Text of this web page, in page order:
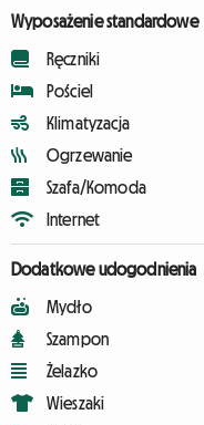
Wyposażenie standardowe
Ręczniki
Pościel
Klimatyzacja
Ogrzewanie
Szafa/Komoda
Internet
Dodatkowe udogodnienia
Mydło
Szampon
Żelazko
Wieszaki